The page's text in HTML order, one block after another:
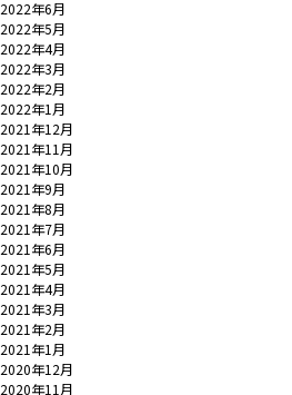
2022年6月
2022年5月
2022年4月
2022年3月
2022年2月
2022年1月
2021年12月
2021年11月
2021年10月
2021年9月
2021年8月
2021年7月
2021年6月
2021年5月
2021年4月
2021年3月
2021年2月
2021年1月
2020年12月
2020年11月